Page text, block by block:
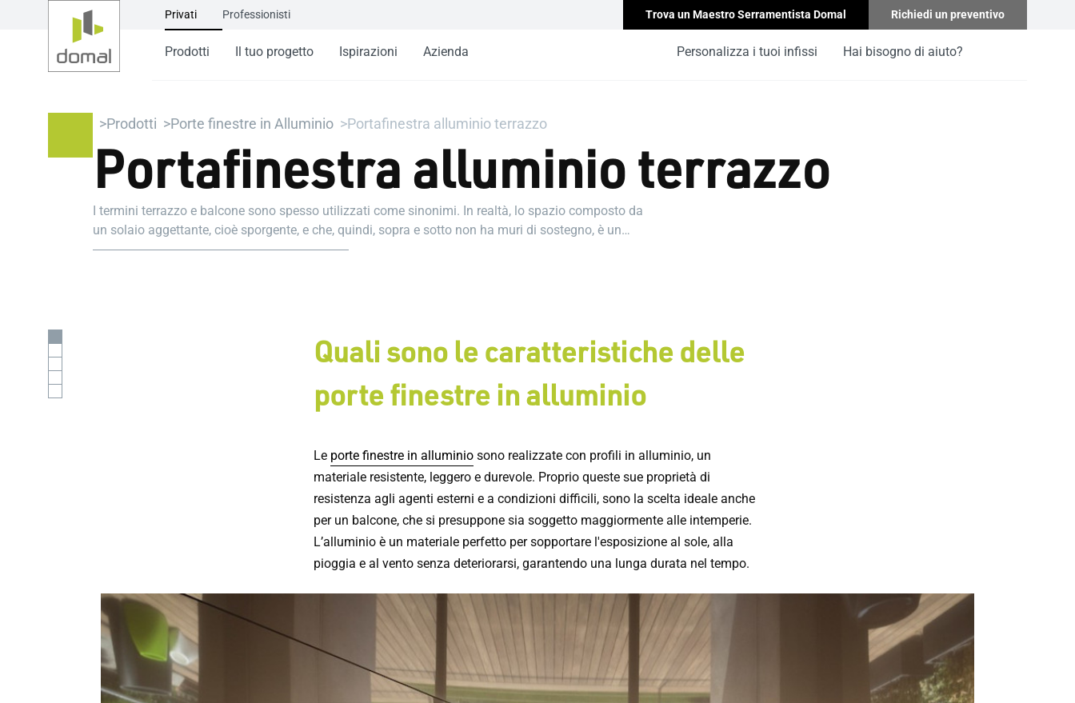
Privati Professionisti Trova un Maestro Serramentista Domal Richiedi un preventivo
Prodotti Il tuo progetto Ispirazioni Azienda Personalizza i tuoi infissi Hai bisogno di aiuto?
Prodotti Porte finestre in Alluminio Portafinestra alluminio terrazzo
Portafinestra alluminio terrazzo
I termini terrazzo e balcone sono spesso utilizzati come sinonimi. In realtà, lo spazio composto da
un solaio aggettante, cioè sporgente, e che, quindi, sopra e sotto non ha muri di sostegno, è un
balcone, quello che funge anche da solaio di copertura del piano sottostante è un terrazzo.
Quali sono le caratteristiche delle
porte finestre in alluminio
Le porte finestre in alluminio sono realizzate con profili in alluminio, un
materiale resistente, leggero e durevole. Proprio queste sue proprietà di
resistenza agli agenti esterni e a condizioni difficili, sono la scelta ideale anche
per un balcone, che si presuppone sia soggetto maggiormente alle intemperie.
L’alluminio è un materiale perfetto per sopportare l'esposizione al sole, alla
pioggia e al vento senza deteriorarsi, garantendo una lunga durata nel tempo.